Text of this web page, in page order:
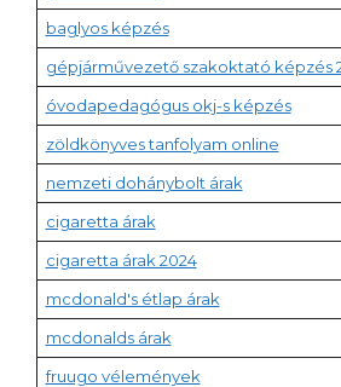
baglyos képzés
gépjárművezető szakoktató képzés
óvodapedagógus okj-s képzés
zöldkönyves tanfolyam online
nemzeti dohánybolt árak
cigaretta árak
cigaretta árak 2024
mcdonald's étlap árak
mcdonalds árak
fruugo vélemények